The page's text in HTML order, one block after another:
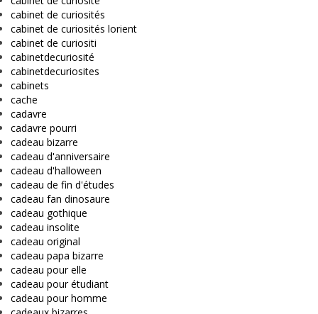
cabinet de curiosités
cabinet de curiosités lorient
cabinet de curiositi
cabinetdecuriosité
cabinetdecuriosites
cabinets
cache
cadavre
cadavre pourri
cadeau bizarre
cadeau d'anniversaire
cadeau d'halloween
cadeau de fin d'études
cadeau fan dinosaure
cadeau gothique
cadeau insolite
cadeau original
cadeau papa bizarre
cadeau pour elle
cadeau pour étudiant
cadeau pour homme